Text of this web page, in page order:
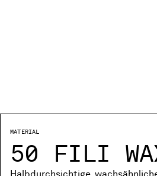
MATERIAL
50 FILI